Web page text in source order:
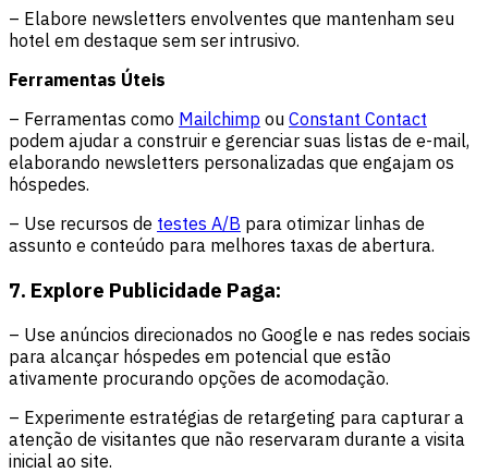
– Elabore newsletters envolventes que mantenham seu
hotel em destaque sem ser intrusivo.
Ferramentas Úteis
– Ferramentas como Mailchimp ou Constant Contact
podem ajudar a construir e gerenciar suas listas de e-mail,
elaborando newsletters personalizadas que engajam os
hóspedes.
– Use recursos de testes A/B para otimizar linhas de
assunto e conteúdo para melhores taxas de abertura.
7. Explore Publicidade Paga:
– Use anúncios direcionados no Google e nas redes sociais
para alcançar hóspedes em potencial que estão
ativamente procurando opções de acomodação.
– Experimente estratégias de retargeting para capturar a
atenção de visitantes que não reservaram durante a visita
inicial ao site.